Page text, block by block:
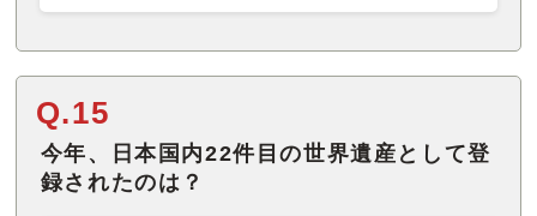
Q.15
今年、日本国内22件目の世界遺産として登
録されたのは？